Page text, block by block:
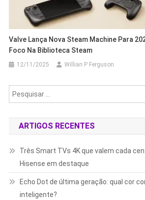
Valve Lança Nova Steam Machine Para
Foco Na Biblioteca Steam
12/11/2025 Willian P Ferguson
ARTIGOS RECENTES
Três Smart TVs 4K que valem cada
Hisense em destaque
Echo Dot de última geração: qual cor
inteligente?